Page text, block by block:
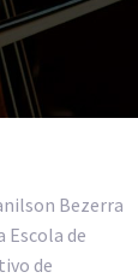
Bezerra
Escola de
de